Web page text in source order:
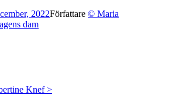
2022Författare © Maria
dam
Knef >